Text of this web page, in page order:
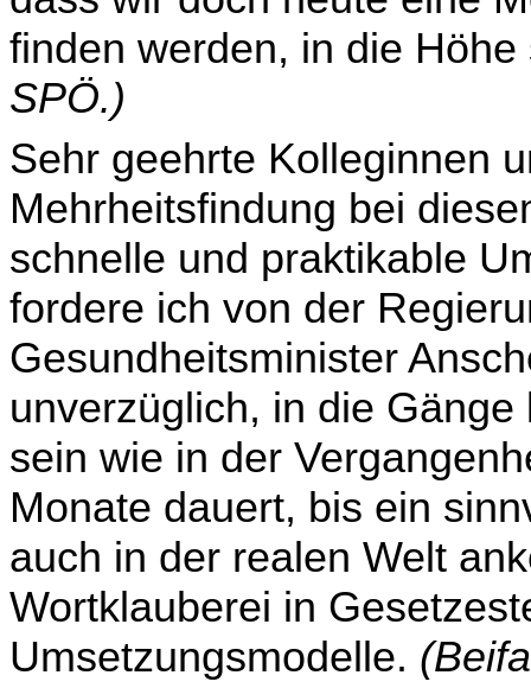
finden werden, in die
SPÖ.)
Sehr geehrte Kolleginnen
Mehrheitsfindung bei
schnelle und praktikable
fordere ich von der
Gesundheitsminister
unverzüglich, in die
sein wie in der
Monate dauert, bis ein
auch in der realen Welt
Wortklauberei in
Umsetzungsmodelle.